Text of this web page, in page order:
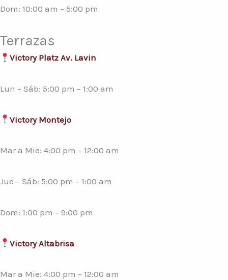
Dom: 10:00 am – 5:00 pm
Terrazas
Victory Platz Av. Lavin
Lun – Sáb: 5:00 pm – 1:00 am
Victory Montejo
Mar a Mie: 4:00 pm – 12:00 am
Jue – Sáb: 5:00 pm – 1:00 am
Dom: 1:00 pm – 9:00 pm
Victory Altabrisa
Mar a Mie: 4:00 pm – 12:00 am